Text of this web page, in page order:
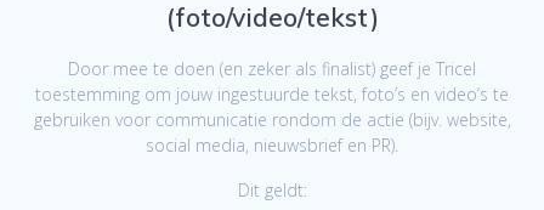
(foto/video/tekst)
Door mee te doen (en zeker als finalist) geef je Tricel
toestemming om jouw ingestuurde tekst, foto’s en video’s te
gebruiken voor communicatie rondom de actie (bijv. website,
social media, nieuwsbrief en PR).
Dit geldt: